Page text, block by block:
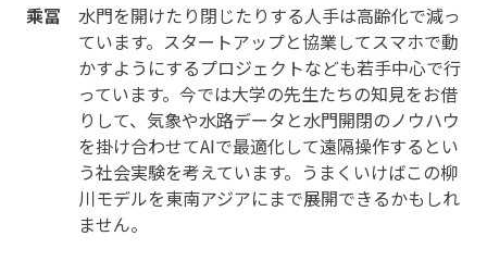
乘冨 水門を開けたり閉じたりする人手は高齢化で減っ
ています。スタートアップと協業してスマホで動
かすようにするプロジェクトなども若手中心で行
っています。今では大学の先生たちの知見をお借
りして、気象や水路データと水門開閉のノウハウ
を掛け合わせてAIで最適化して遠隔操作するとい
う社会実験を考えています。うまくいけばこの柳
川モデルを東南アジアにまで展開できるかもしれ
ません。